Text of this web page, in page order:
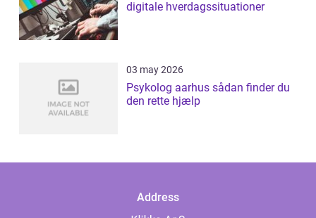
digitale hverdagssituationer
03 may 2026
Psykolog aarhus sådan finder du
den rette hjælp
Address